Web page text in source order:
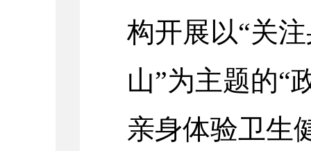
构开展以“关
山”为主题的“
亲身体验卫生